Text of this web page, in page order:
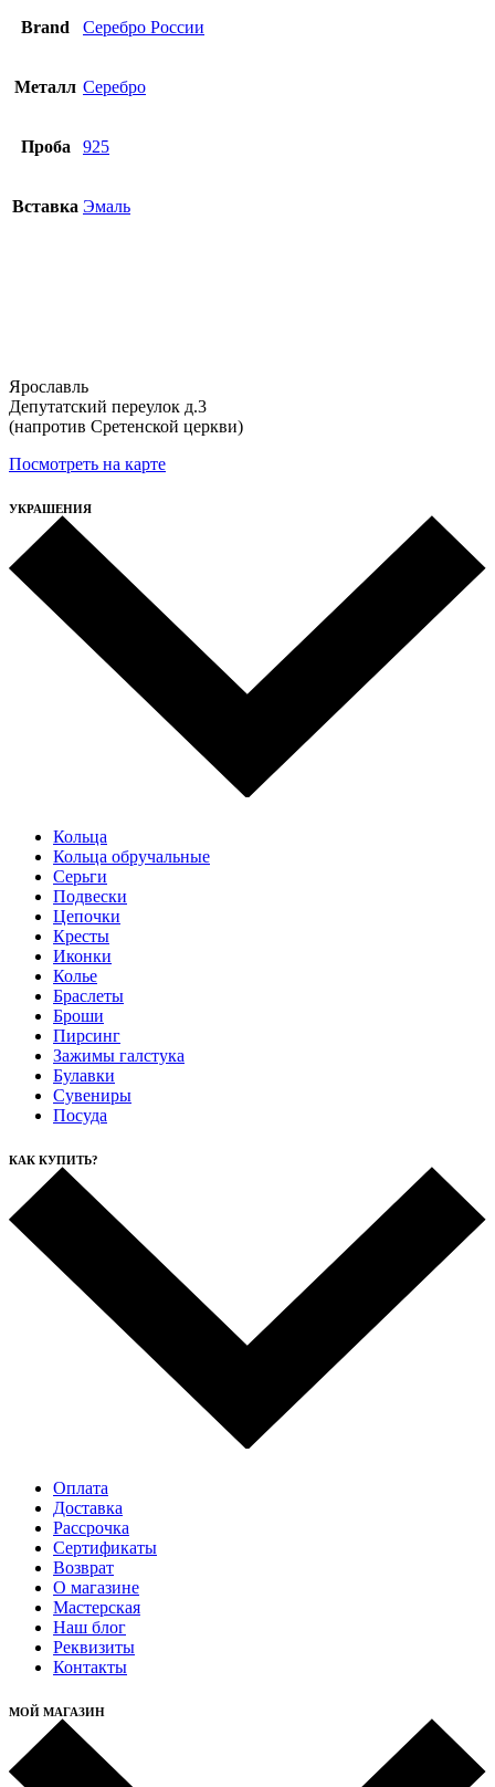
Brand Серебро России
Металл Серебро
Проба 925
Вставка Эмаль
Ярославль
Депутатский переулок д.3
(напротив Сретенской церкви)
Посмотреть на карте
УКРАШЕНИЯ
Кольца
Кольца обручальные
Серьги
Подвески
Цепочки
Кресты
Иконки
Колье
Браслеты
Броши
Пирсинг
Зажимы галстука
Булавки
Сувениры
Посуда
КАК КУПИТЬ?
Оплата
Доставка
Рассрочка
Cертификаты
Возврат
О магазине
Мастерская
Наш блог
Реквизиты
Контакты
МОЙ МАГАЗИН